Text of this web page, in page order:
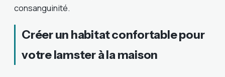
consanguinité.
Créer un habitat confortable pour
votre lamster à la maison